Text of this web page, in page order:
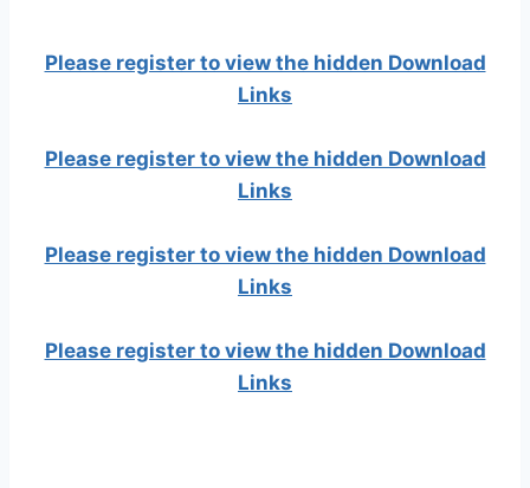
Please register to view the hidden Download
Links
Please register to view the hidden Download
Links
Please register to view the hidden Download
Links
Please register to view the hidden Download
Links